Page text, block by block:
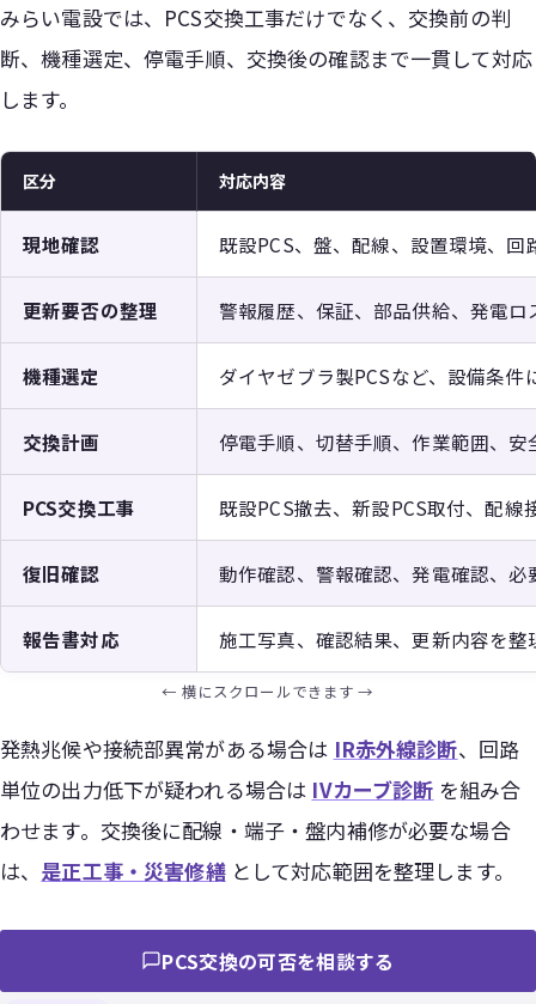
みらい電設では、PCS交換工事だけでなく、交換前の判
断、機種選定、停電手順、交換後の確認まで一貫して対応
します。
区分 対応内容
現地確認 既設PCS、盤、配線、設置環境、回
更新要否の整理 警報履歴、保証、部品供給、発電
機種選定 ダイヤゼブラ製PCSなど、設備条件
交換計画 停電手順、切替手順、作業範囲、安
PCS交換工事 既設PCS撤去、新設PCS取付、配線
復旧確認 動作確認、警報確認、発電確認、必
報告書対応 施工写真、確認結果、更新内容を整
発熱兆候や接続部異常がある場合は IR赤外線診断、回路
単位の出力低下が疑われる場合は IVカーブ診断 を組み合
わせます。交換後に配線・端子・盤内補修が必要な場合
は、 是正工事・災害修繕として対応範囲を整理します。
PCS交換の可否を相談する